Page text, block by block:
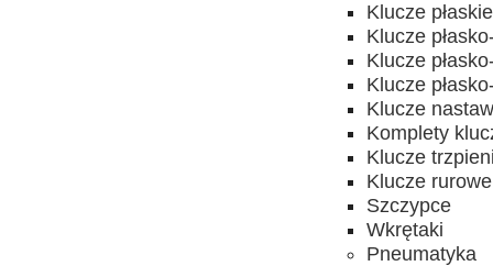
Klucze
Klucze
Klucze
Klucze
Klucze
Komplety
Klucze
Klucze rurowe
Szczypce
Wkrętaki
Pneumatyka